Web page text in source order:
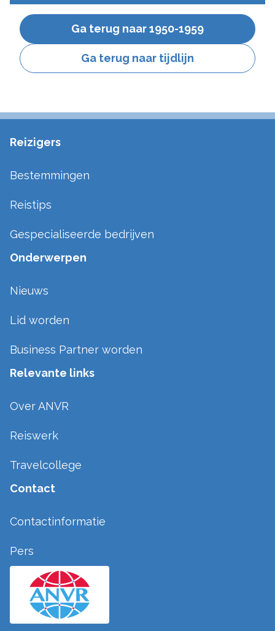
Ga terug naar 1950-1959
Ga terug naar tijdlijn
Reizigers
Bestemmingen
Reistips
Gespecialiseerde bedrijven
Onderwerpen
Nieuws
Lid worden
Business Partner worden
Relevante links
Over ANVR
Reiswerk
Travelcollege
Contact
Contactinformatie
Pers